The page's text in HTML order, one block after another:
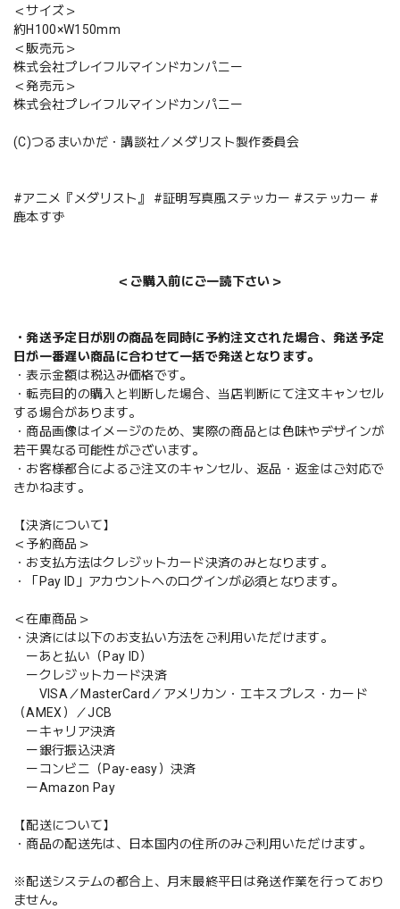
＜サイズ＞
約H100×W150mm
＜販売元＞
株式会社プレイフルマインドカンパニー
＜発売元＞
株式会社プレイフルマインドカンパニー
(C)つるまいかだ・講談社／メダリスト製作委員会
#アニメ『メダリスト』 #証明写真風ステッカー #ステッカー #
鹿本すず
＜ご購入前にご一読下さい＞
・発送予定日が別の商品を同時に予約注文された場合、発送予定
日が一番遅い商品に合わせて一括で発送となります。
・表示金額は税込み価格です。
・転売目的の購入と判断した場合、当店判断にて注文キャンセル
する場合があります。
・商品画像はイメージのため、実際の商品とは色味やデザインが
若干異なる可能性がございます。
・お客様都合によるご注文のキャンセル、返品・返金はご対応で
きかねます。
【決済について】
＜予約商品＞
・お支払方法はクレジットカード決済のみとなります。
・「Pay ID」アカウントへのログインが必須となります。
＜在庫商品＞
・決済には以下のお支払い方法をご利用いただけます。
ーあと払い（Pay ID）
ークレジットカード決済
VISA／MasterCard／アメリカン・エキスプレス・カード
（AMEX）／JCB
ーキャリア決済
ー銀行振込決済
ーコンビニ（Pay-easy）決済
ーAmazon Pay
【配送について】
・商品の配送先は、日本国内の住所のみご利用いただけます。
※配送システムの都合上、月末最終平日は発送作業を行っており
ません。